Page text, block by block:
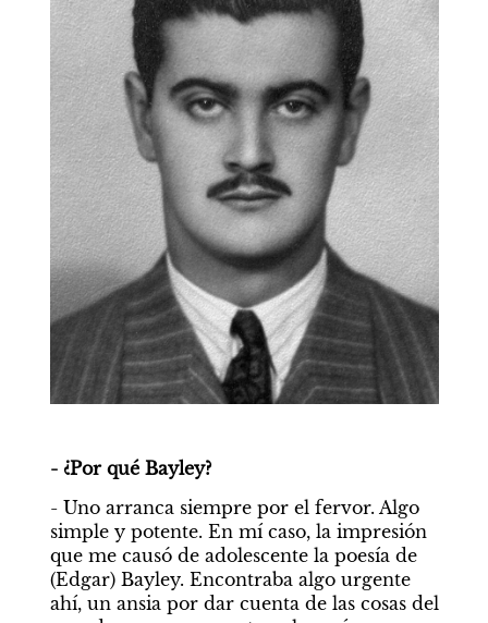
- ¿Por qué Bayley?
- Uno arranca siempre por el fervor. Algo
simple y potente. En mí caso, la impresión
que me causó de adolescente la poesía de
(Edgar) Bayley. Encontraba algo urgente
ahí, un ansia por dar cuenta de las cosas del